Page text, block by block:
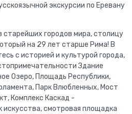
экскурсии по Еревану
старейших городов мира, столицу
на 29 лет старше Рима! В
с историей и культурой города,
Здание
Озеро, Площадь Республики,
Парк Влюбленных, Мост
Комплекс Каскад -
смотровая площадка